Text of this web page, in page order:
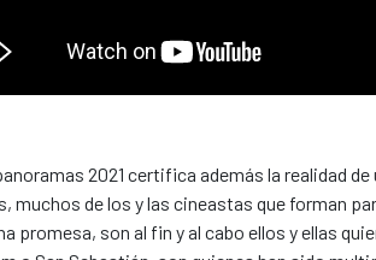
2021 certifica además la realidad
muchos de los y las cineastas que forman
promesa, son al fin y al cabo ellos y ellas